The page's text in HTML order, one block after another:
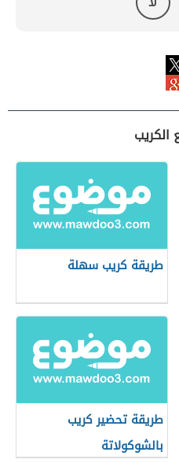
طريقة كريب سهلة
طريقة تحضير كريب
بالشوكولاتة